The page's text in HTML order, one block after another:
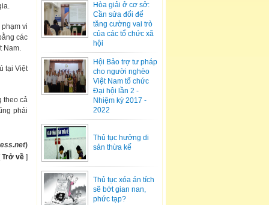
vi
các
Nam.
tại Việt
theo cả
phải
)
Trở về ]
Hòa giải ở cơ sở:
Cần sửa đổi để
tăng cường vai trò
của các tổ chức xã
hội
Hội Bảo trợ tư pháp
cho người nghèo
Việt Nam tổ chức
Đại hội lần 2 -
Nhiệm kỳ 2017 -
2022
Thủ tục hưởng di
sản thừa kế
Thủ tục xóa án tích
sẽ bớt gian nan,
phức tạp?